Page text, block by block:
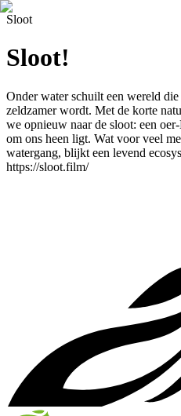
Sloot
Sloot!
Onder water schuilt een wereld
zeldzamer wordt. Met de korte
we opnieuw naar de sloot: een
om ons heen ligt. Wat voor veel
watergang, blijkt een levend
https://sloot.film/